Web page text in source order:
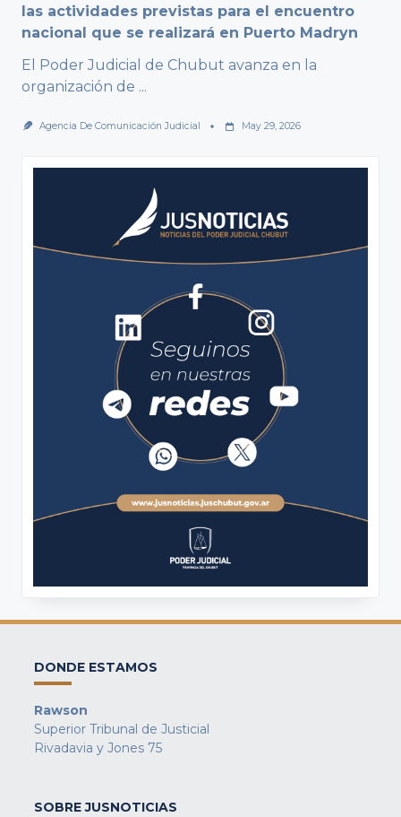
las actividades previstas para el encuentro
nacional que se realizará en Puerto Madryn
El Poder Judicial de Chubut avanza en la
organización de ...
Agencia De Comunicación Judicial May 29, 2026
DONDE ESTAMOS
Rawson
Superior Tribunal de Justicial
Rivadavia y Jones 75
SOBRE JUSNOTICIAS